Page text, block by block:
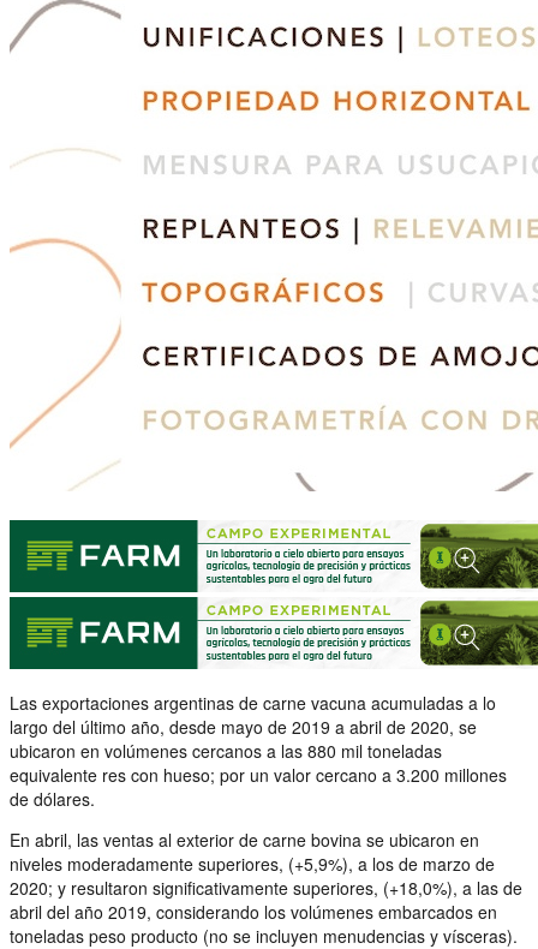
Las exportaciones argentinas de carne vacuna acumuladas a lo
largo del último año, desde mayo de 2019 a abril de 2020, se
ubicaron en volúmenes cercanos a las 880 mil toneladas
equivalente res con hueso; por un valor cercano a 3.200 millones
de dólares.
En abril, las ventas al exterior de carne bovina se ubicaron en
niveles moderadamente superiores, (+5,9%), a los de marzo de
2020; y resultaron significativamente superiores, (+18,0%), a las de
abril del año 2019, considerando los volúmenes embarcados en
toneladas peso producto (no se incluyen menudencias y vísceras).